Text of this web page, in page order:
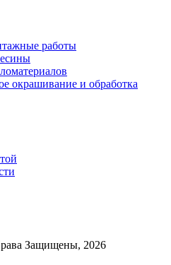
работы
окрашивание и обработка
Защищены, 2026